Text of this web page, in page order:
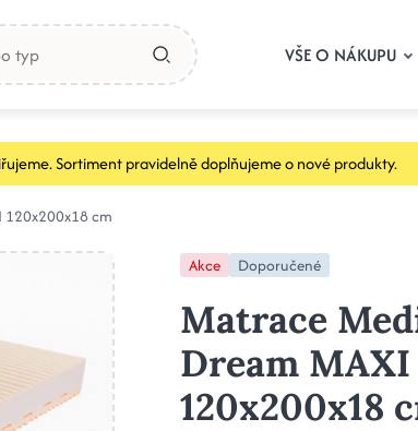
VŠE O NÁKUPU
Sortiment pravidelně doplňujeme o nové produkty.
120x200x18 cm
Akce Doporučené
Matrace
Dream MAXI
120x200x18